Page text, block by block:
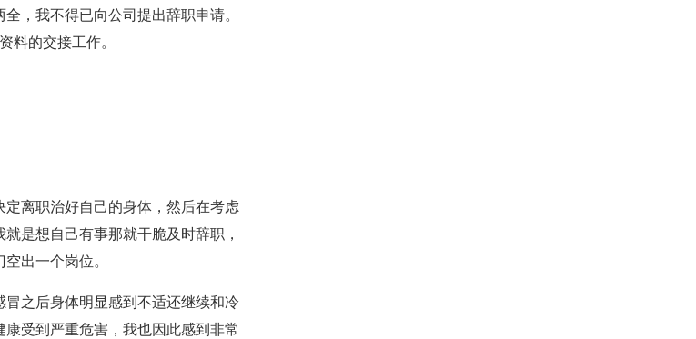
，我不得已向公司提出辞职申请。
料的交接工作。
离职治好自己的身体，然后在考虑
是想自己有事那就干脆及时辞职，
出一个岗位。
之后身体明显感到不适还继续和冷
受到严重危害，我也因此感到非常